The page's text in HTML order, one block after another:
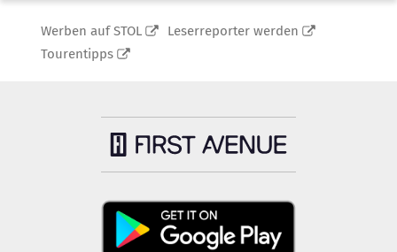
Werben auf STOL
Leserreporter werden
Tourentipps